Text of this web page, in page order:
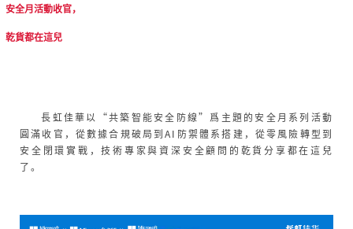
安全月活動收官，
乾貨都在這兒
長虹佳華以“共築智能安全防線”爲主題的安全月系列活動
圓滿收官，從數據合規破局到AI防禦體系搭建，從零風險轉型到
安全閉環實戰，技術專家與資深安全顧問的乾貨分享都在這兒
了。